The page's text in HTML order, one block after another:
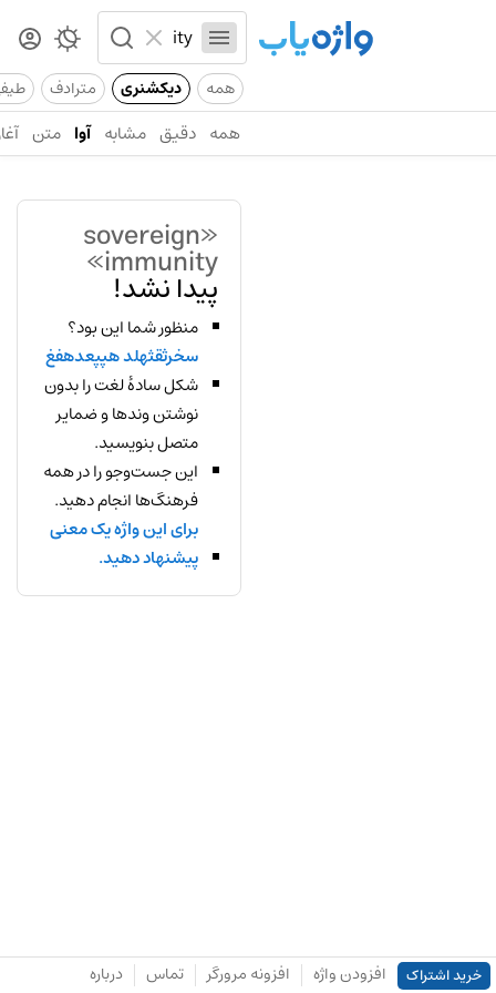
همه دیکشنری مترادف
همه دقیق مشابه آوا متن
«sovereign
immunity»
پیدا نشد!
منظور شما این بود؟
سخرثقثهلد هپپعدهفغ
شکل سادهٔ لغت را بدون
نوشتن وندها و ضمایر
متصل بنویسید.
این جست‌وجو را در همه
فرهنگ‌ها انجام دهید.
برای این واژه یک معنی
پیشنهاد دهید.
خرید اشتراک افزودن واژه افزونه مرورگر تماس درباره